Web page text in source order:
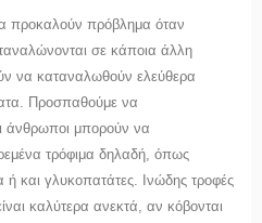
προκαλούν πρόβλημα όταν
σε κάποια άλλη
να καταναλωθούν ελεύθερα
Προσπαθούμε να
άνθρωποι μπορούν να
τρόφιμα δηλαδή, όπως
και γλυκοπατάτες. Ινώδης τροφές
καλύτερα ανεκτά, αν κόβονται